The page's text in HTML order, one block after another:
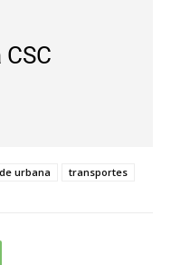
urbana transportes